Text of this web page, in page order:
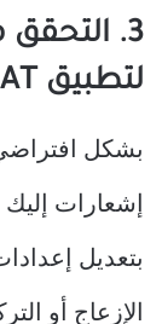
3.
لتطبيق GOOGLE CHAT
إشعارات
بتعديل